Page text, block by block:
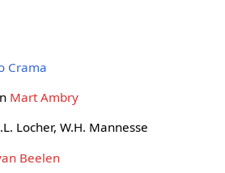
Crama
Mart Ambry
Locher, W.H. Mannesse
Beelen